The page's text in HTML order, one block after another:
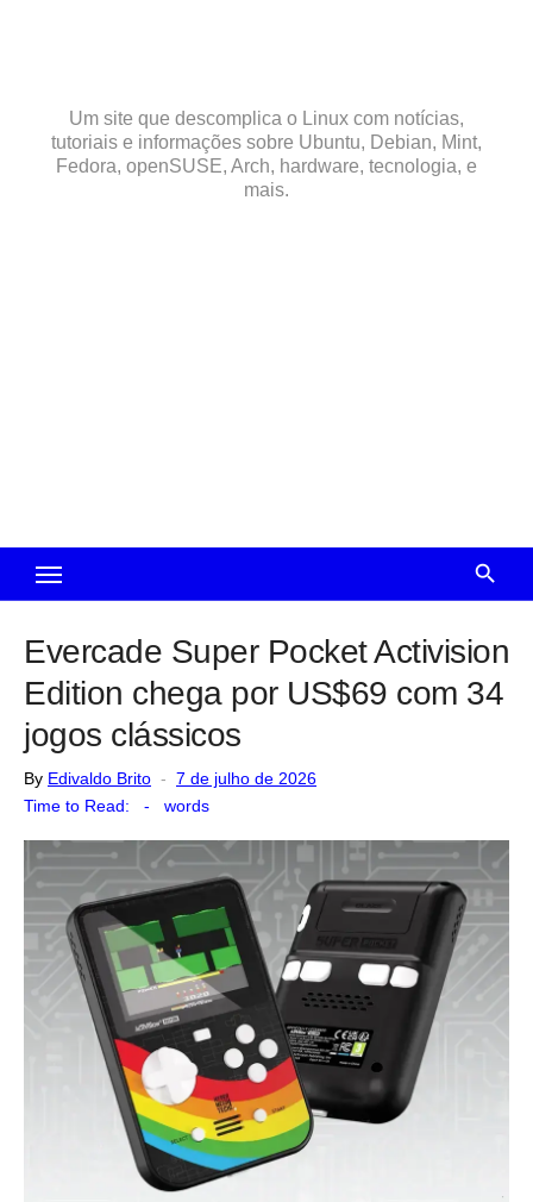
Um site que descomplica o Linux com notícias,
tutoriais e informações sobre Ubuntu, Debian, Mint,
Fedora, openSUSE, Arch, hardware, tecnologia, e
mais.
Evercade Super Pocket Activision
Edition chega por US$69 com 34
jogos clássicos
By Edivaldo Brito
Posted
7 de julho de 2026
Time to Read:
- words